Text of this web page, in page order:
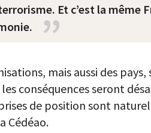
Et c’est la même
mais aussi des
conséquences seront
de position sont
Cédéao.